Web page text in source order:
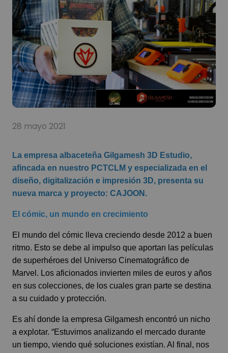
28 mayo 2021
La empresa albaceteña Gilgamesh 3D Estudio,
afincada en nuestro PCTCLM y especializada en el
diseño, digitalización e impresión 3D, presenta su
nueva marca y proyecto: CAJOON.
El cómic, un mundo en crecimiento
El mundo del cómic lleva creciendo desde 2012 a buen
ritmo. Esto se debe al impulso que aportan las películas
de superhéroes del Universo Cinematográfico de
Marvel. Los aficionados invierten miles de euros y años
en sus colecciones, de los cuales gran parte se destina
a su cuidado y protección.
Es ahí donde la empresa Gilgamesh encontró un nicho
a explotar. “Estuvimos analizando el mercado durante
un tiempo, viendo qué soluciones existían. Al final, nos